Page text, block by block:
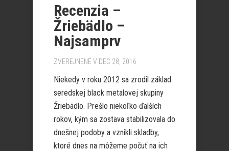
Recenzia –
Žriebädlo –
Najsamprv
ZVEREJNENÉ V DEC 28, 2016
Niekedy v roku 2012 sa zrodil základ
seredskej black metalovej skupiny
Žriebädlo. Prešlo niekoľko ďalších
rokov, kým sa zostava stabilizovala do
dnešnej podoby a vznikli skladby,
ktoré dnes na môžeme počuť na ich